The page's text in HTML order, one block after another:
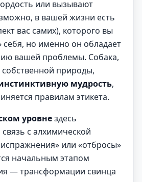
или вызывают
в вашей жизни есть
вас самих), которого вы
себя, но именно он обладает
вашей проблемы. Собака,
собственной природы,
мудрость,
правилам этикета.
уровнездесь
с алхимической
или «отбросы»
начальным этапом
— трансформации свинца